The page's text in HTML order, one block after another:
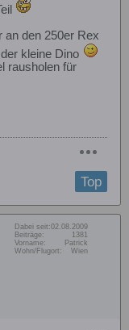
den 250er Rex
kleine Dino
rausholen für
Top
Dabei seit:02.08.2009
Beiträge:
1381
Vorname:
Patrick
Wohn/Flugort:
Wien